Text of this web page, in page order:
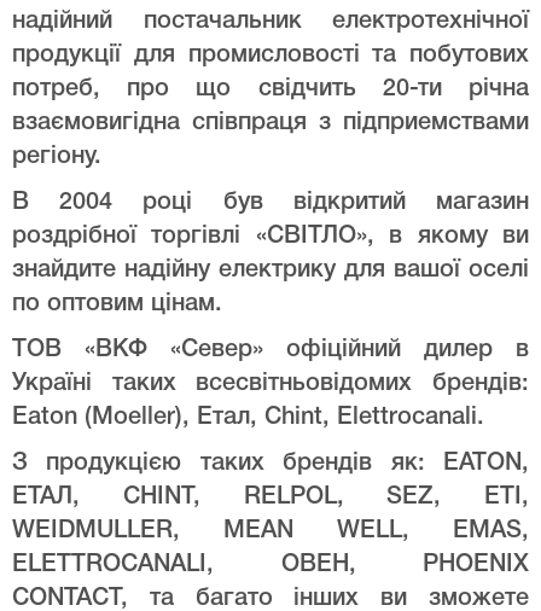
надійний постачальник електротехнічної
продукції для промисловості та побутових
потреб, про що свідчить 20-ти річна
взаємовигідна співпраця з підприемствами
регіону.
В 2004 році був відкритий магазин
роздрібної торгівлі «СВІТЛО», в якому ви
знайдите надійну електрику для вашої оселі
по оптовим цінам.
ТОВ «ВКФ «Север» офіційний дилер в
Україні таких всесвітньовідомих брендів:
Eaton (Moeller), Етал, Chint, Elettrocanali.
З продукцією таких брендів як: EATON,
ЕТАЛ, CHINT, RELPOL, SEZ, ETI,
WEIDMULLER, MEAN WELL, EMAS,
ELETTROCANALI, ОВЕН, PHOENIX
CONTACT, та багато інших ви зможете